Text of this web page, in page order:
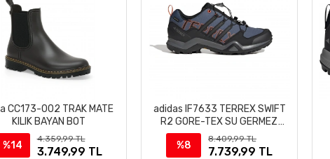
CC173-002 TRAK MATE
KILIK BAYAN BOT
%14
4.359,99 TL
3.749,99 TL
adidas IF7633 TERREX SWIFT
R2 GORE-TEX SU GERMEZ
OUTDOOR AYAKKABI
%8
8.409,99 TL
7.739,99 TL